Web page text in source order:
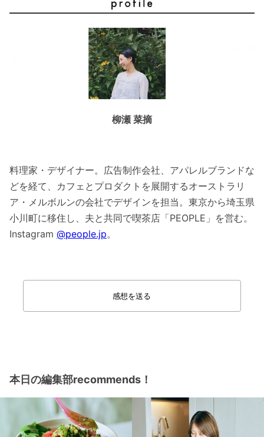
柳瀬 菜摘
料理家・デザイナー。広告制作会社、アパレルブランドな
どを経て、カフェとプロダクトを展開するオーストラリ
ア・メルボルンの会社でデザインを担当。東京から埼玉県
小川町に移住し、夫と共同で喫茶店「PEOPLE」を営む。
Instagram @people.jp。
感想を送る
本日の編集部recommends！